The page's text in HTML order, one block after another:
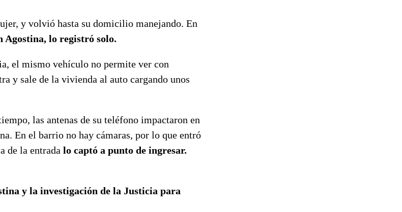
y volvió hasta su domicilio manejando. En
Agostina, lo registró solo.
el mismo vehículo no permite ver con
y sale de la vivienda al auto cargando unos
las antenas de su teléfono impactaron en
En el barrio no hay cámaras, por lo que entró
de la entrada lo captó a punto de ingresar.
y la investigación de la Justicia para